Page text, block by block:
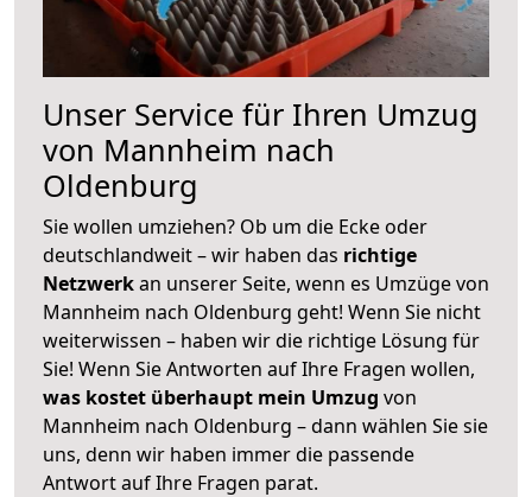
Unser Service für Ihren Umzug
von Mannheim nach
Oldenburg
Sie wollen umziehen? Ob um die Ecke oder
deutschlandweit – wir haben das richtige
Netzwerkan unserer Seite, wenn es Umzüge von
Mannheim nach Oldenburg geht! Wenn Sie nicht
weiterwissen – haben wir die richtige Lösung für
Sie! Wenn Sie Antworten auf Ihre Fragen wollen,
was kostet überhaupt mein Umzug von
Mannheim nach Oldenburg – dann wählen Sie sie
uns, denn wir haben immer die passende
Antwort auf Ihre Fragen parat.